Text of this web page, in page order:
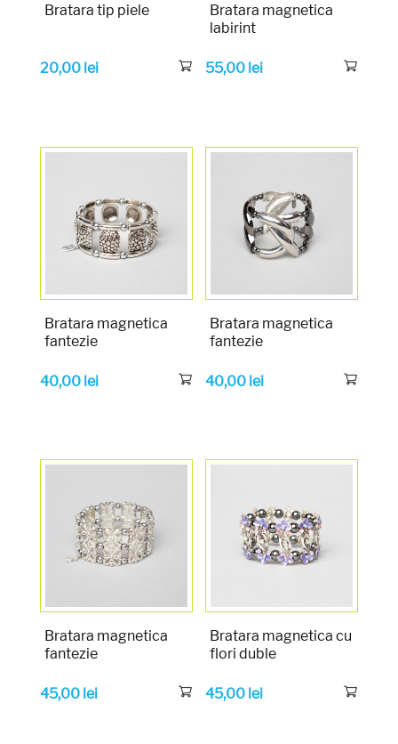
Bratara tip piele
20,00 lei
Bratara magnetica
labirint
55,00 lei
Bratara magnetica
fantezie
40,00 lei
Bratara magnetica
fantezie
40,00 lei
Bratara magnetica
fantezie
45,00 lei
Bratara magnetica cu
flori duble
45,00 lei